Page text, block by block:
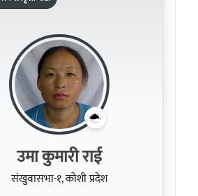
उमा कुमारी राई
संखुवासभा-१, कोशी प्रदेश